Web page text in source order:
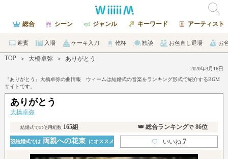
総合 シーン ジャンル キーワード アーティスト
迎賓 入場 ケーキ入刀 乾杯 歓談 お色直し退場 お
TOP ＞ 大橋卓弥 ＞ ありがとう
2020年3月16日
『ありがとう』大橋卓弥の曲情報 ウィームは結婚式の音楽をランキング形式で紹介するBGM
サイトです。
ありがとう
大橋卓弥
結婚式での使用組数165組 👑 総合ランキングで 86位
💒結婚式では両親への花束 にオススメ ♡ いいね7